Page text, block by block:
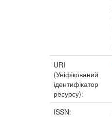
URI
(Уніфікований
ідентифікатор
ресурсу):
ISSN: